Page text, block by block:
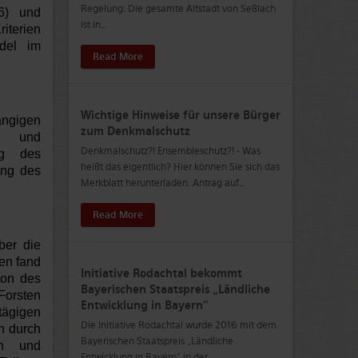
und
im
und
des
des
die
fand
des
durch
und
Regelung: Die gesamte Altstadt von Seßlach
ist in…
Read More
Wichtige Hinweise für unsere Bürger
zum Denkmalschutz
Denkmalschutz?! Ensembleschutz?! - Was
heißt das eigentlich? Hier können Sie sich das
Merkblatt herunterladen. Antrag auf…
Read More
Initiative Rodachtal bekommt
Bayerischen Staatspreis „Ländliche
Entwicklung in Bayern“
Die Initiative Rodachtal wurde 2016 mit dem
Bayerischen Staatspreis „Ländliche